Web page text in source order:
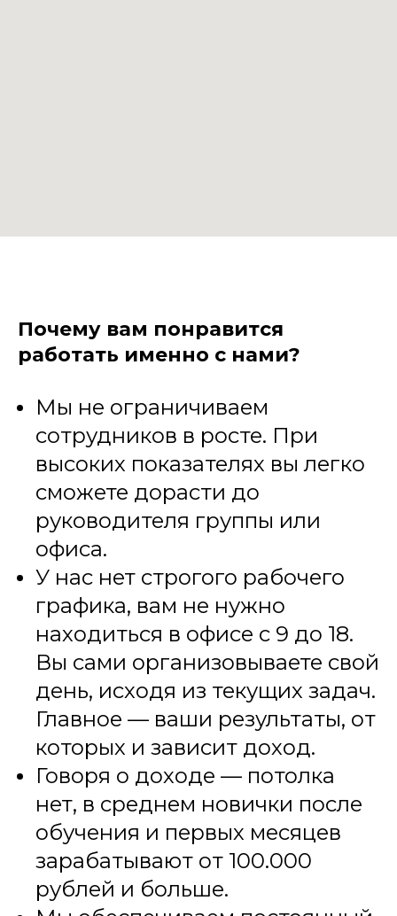
Почему вам понравится
работать именно с нами?
Мы не ограничиваем
сотрудников в росте. При
высоких показателях вы легко
сможете дорасти до
руководителя группы или
офиса.
У нас нет строгого рабочего
графика, вам не нужно
находиться в офисе с 9 до 18.
Вы сами организовываете свой
день, исходя из текущих задач.
Главное — ваши результаты, от
которых и зависит доход.
Говоря о доходе — потолка
нет, в среднем новички после
обучения и первых месяцев
зарабатывают от 100.000
рублей и больше.